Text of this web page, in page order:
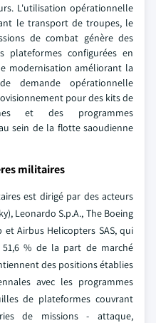
L'utilisation opérationnelle
le transport de troupes, le
de combat génère des
plateformes configurées en
modernisation améliorant la
demande opérationnelle
pour des kits de
et des programmes
sein de la flotte saoudienne
militaires
est dirigé par des acteurs
Leonardo S.p.A., The Boeing
et Airbus Helicopters SAS, qui
% de la part de marché
des positions établies
avec les programmes
de plateformes couvrant
de missions - attaque,